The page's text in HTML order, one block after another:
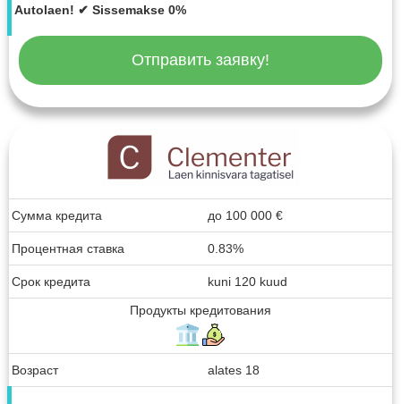
Autolaen! ✔ Sissemakse 0%
Отправить заявку!
Сумма кредита до 100 000 €
Процентная ставка 0.83%
Срок кредита
kuni 120 kuud
Продукты кредитования
Возраст alates 18